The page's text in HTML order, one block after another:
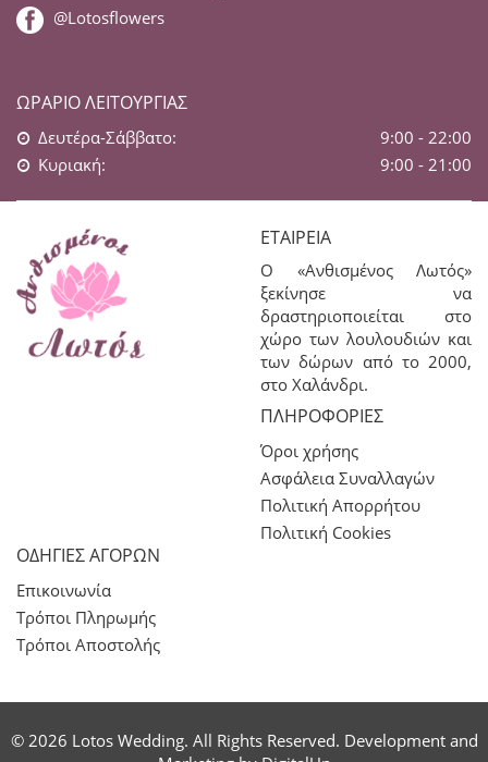
@Lotosflowers
ΩΡΆΡΙΟ ΛΕΙΤΟΥΡΓΊΑΣ
Δευτέρα-Σάββατο:
9:00 - 22:00
Κυριακή:
9:00 - 21:00
ΕΤΑΙΡΕΊΑ
Ο «Ανθισμένος Λωτός»
ξεκίνησε να
δραστηριοποιείται στο
χώρο των λουλουδιών και
των δώρων από το 2000,
στο Χαλάνδρι.
ΠΛΗΡΟΦΟΡΊΕΣ
Όροι χρήσης
Ασφάλεια Συναλλαγών
Πολιτική Απορρήτου
Πολιτική Cookies
ΟΔΗΓΙΕΣ ΑΓΟΡΩΝ
Επικοινωνία
Τρόποι Πληρωμής
Τρόποι Αποστολής
© 2026 Lotos Wedding. All Rights Reserved. Development and